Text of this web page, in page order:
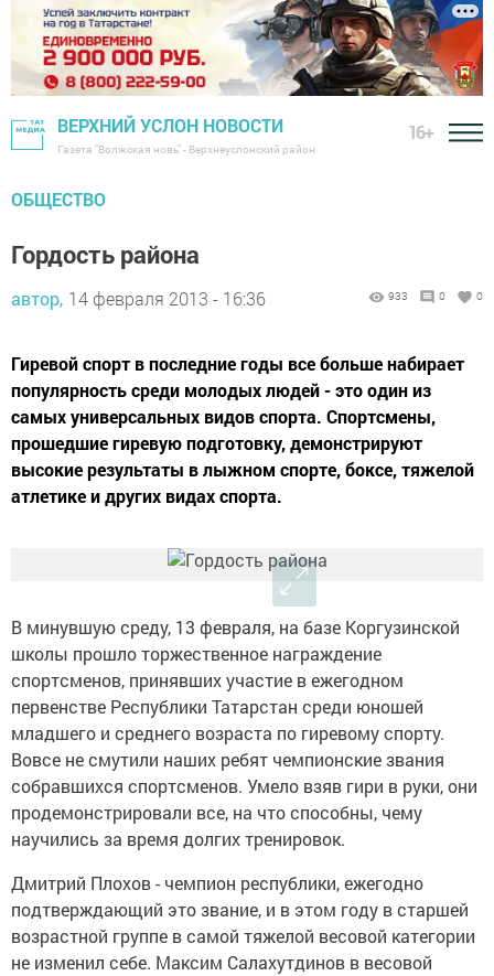
ВЕРХНИЙ УСЛОН НОВОСТИ
Газета "Волжская новь" - Верхнеуслонский район
16+
ОБЩЕСТВО
Гордость района
автор, 14 февраля 2013 - 16:36 933 0 0
Гиревой спорт в последние годы все больше набирает
популярность среди молодых людей - это один из
самых универсальных видов спорта. Спортсмены,
прошедшие гиревую подготовку, демонстрируют
высокие результаты в лыжном спорте, боксе, тяжелой
атлетике и других видах спорта.
В минувшую среду, 13 февраля, на базе Коргузинской
школы прошло торжественное награждение
спортсменов, принявших участие в ежегодном
первенстве Республики Татарстан среди юношей
младшего и среднего возраста по гиревому спорту.
Вовсе не смутили наших ребят чемпионские звания
собравшихся спортсменов. Умело взяв гири в руки, они
продемонстрировали все, на что способны, чему
научились за время долгих тренировок.
Дмитрий Плохов - чемпион республики, ежегодно
подтверждающий это звание, и в этом году в старшей
возрастной группе в самой тяжелой весовой категории
не изменил себе. Максим Салахутдинов в весовой